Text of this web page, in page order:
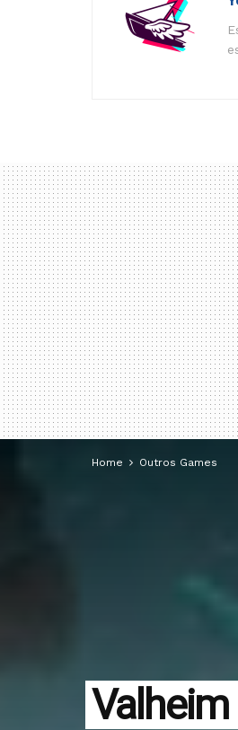
Home Outros Games